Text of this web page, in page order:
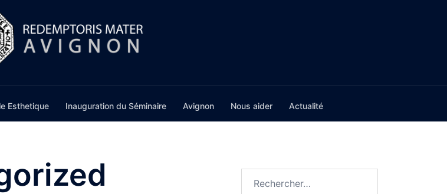
Esthetique Inauguration du Séminaire Avignon Nous aider Actualité